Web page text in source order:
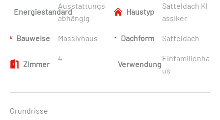
Energiestandard
Ausstattungs
abhängig
Haustyp
Satteldach Kl
assiker
Bauweise Massivhaus Dachform Satteldach
Zimmer
4
Verwendung
Einfamilienha
us
Grundrisse